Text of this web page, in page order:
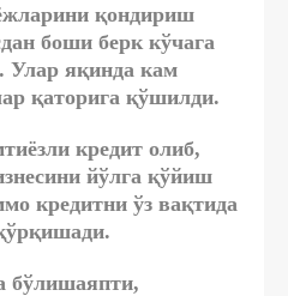
қондириш
боши берк кўчага
Улар яқинда кам
қаторига қўшилди.
кредит олиб,
йўлга қўйиш
кредитни ўз вақтида
бўлишаяпти,